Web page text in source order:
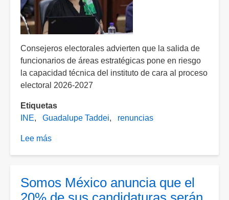
Consejeros electorales advierten que la salida de
funcionarios de áreas estratégicas pone en riesgo
la capacidad técnica del instituto de cara al proceso
electoral 2026-2027
Etiquetas
INE
Guadalupe Taddei renuncias
Lee más
en
Somos México anuncia que el